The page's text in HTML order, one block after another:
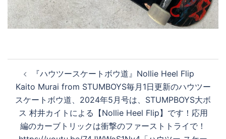
ナ
ビ
ゲ
『ハウツースケートボウ道』Nollie Heel Flip
Kaito Murai from STUMBOYS毎月1日更新のハウツー
スケートボウ道、2024年5月号は、STUMPBOYS大ボ
ス 村井カイトによる【Nollie Heel Flip】です！応用
編のカーブトリックは衝撃のファーストトライで！